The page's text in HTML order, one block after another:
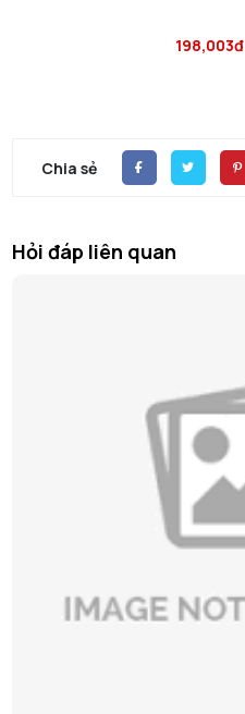
198,003đ
Chia sẻ
Hỏi đáp liên quan